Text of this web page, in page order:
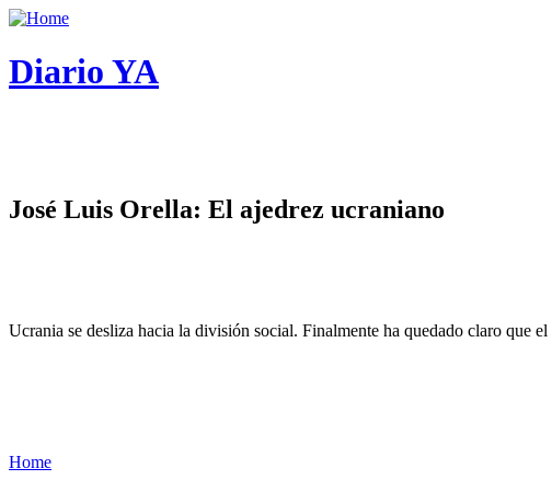
Diario YA
José Luis Orella: El ajedrez ucraniano
Ucrania se desliza hacia la división social. Finalmente ha quedado claro que
Home